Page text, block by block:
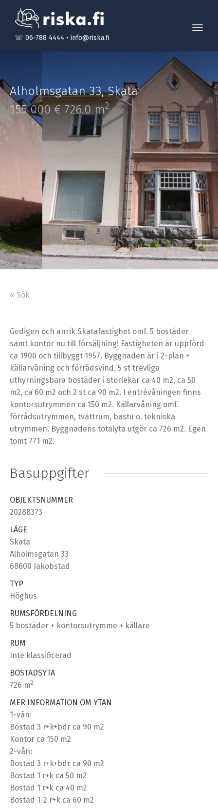
☏ 06-788 4444 • info@riska.fi
Alholmsgatan 33,Skata
155 000 € 726.0 m2
« Sök
Gedigen och anrik Skatafastighet omf. 5 bostäder
samt kontor nu till försäljning! Fastigheten är uppförd
ca 1900 och tillbyggt 1957. Byggnaden är i 2-plan +
källarvåning och förrådsvind. 5 st trevliga
uthyrningsbara bostäder i storlekar ca 40 m2, ca 50
m2, ca 60 m2 och 2 st ca 90 m2. I entrévåningen finns
kontorsutrymmen ca 150 m2. Källarvåning omf.
förrådsutrymmen, tvättrum, bastu o. tekniska
utrymmen. Byggnadens totalyta utgör ca 726 m2. Egen
tomt 771 m2.
Basuppgifter
OBJEKTSNUMMER
20288373
LÄGE
Skata
Alholmsgatan 33
68600 Jakobstad
TYP
Höghus
RUMSFÖRDELNING
5 bostäder + kontorsutrymme + källare
RUM
Inte klassificerad
BOSTADSYTA
726 m2
MER INFORMATION OM YTAN
1-vån:
Bostad 3 r+k+bdr ca 90 m2
Kontor ca 150 m2
2-vån:
Bostad 3 r+k+bdr ca 90 m2
Bostad 1 r+k ca 50 m2
Bostad 1 r+k ca 40 m2
Bostad 1-2 r+k ca 60 m2